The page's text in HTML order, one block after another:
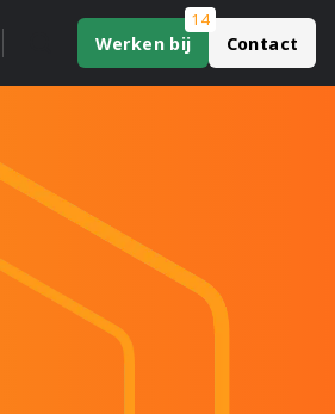
Werken bij
14
Contact